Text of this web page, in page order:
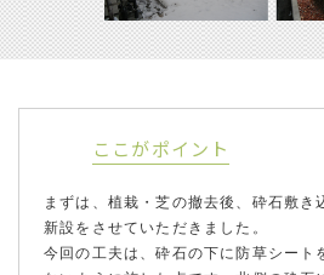
ここがポイント
まずは、植栽・芝の撤去後、砕石敷き
新設をさせていただきました。
今回の工夫は、砕石の下に防草シート